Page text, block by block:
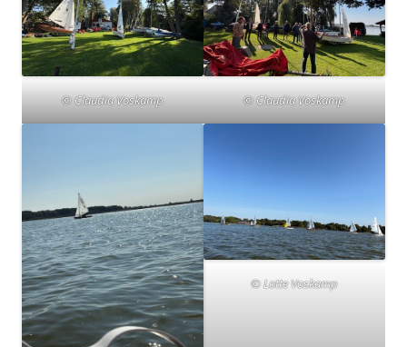
© Claudia Voskamp © Claudia Voskamp
© Lotte Voskamp